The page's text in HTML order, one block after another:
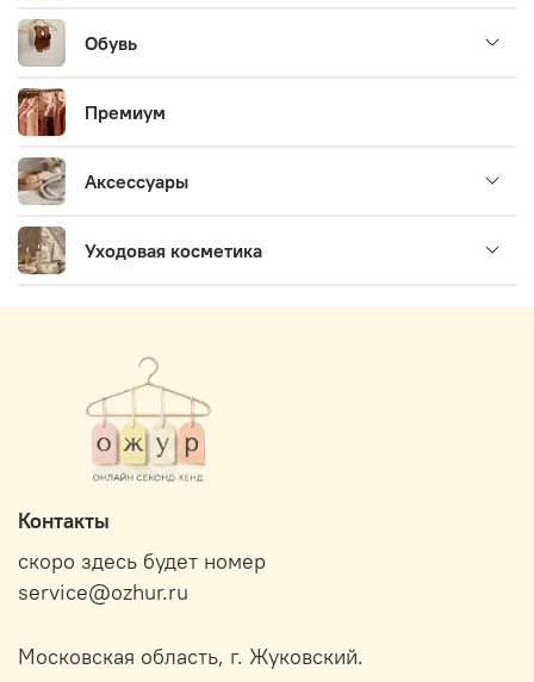
Обувь
Премиум
Аксессуары
Уходовая косметика
Контакты
скоро здесь будет номер
service@ozhur.ru
Московская область, г. Жуковский.